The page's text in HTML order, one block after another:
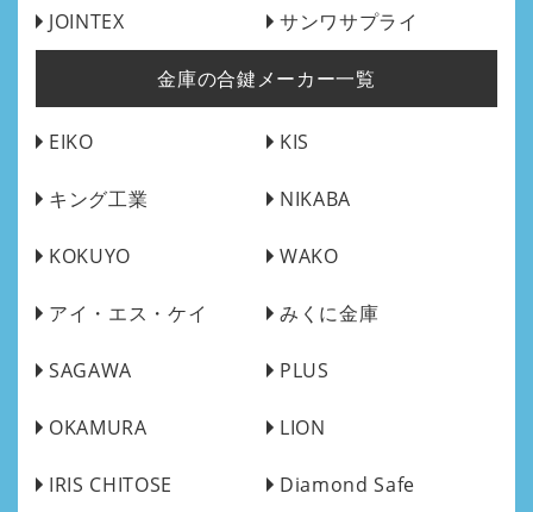
JOINTEX サンワサプライ
金庫の合鍵メーカー一覧
EIKO KIS
キング工業 NIKABA
KOKUYO WAKO
アイ・エス・ケイ みくに金庫
SAGAWA PLUS
OKAMURA LION
IRIS CHITOSE Diamond Safe